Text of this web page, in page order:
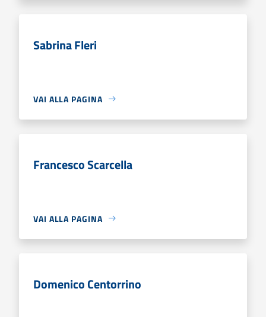
Sabrina Fleri
VAI ALLA PAGINA
Francesco Scarcella
VAI ALLA PAGINA
Domenico Centorrino